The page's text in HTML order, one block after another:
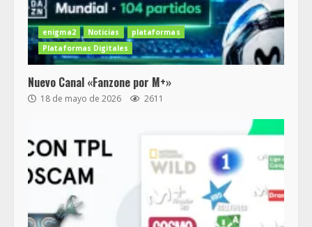
enigma2 Noticias
plataformas
Plataformas Digitales
Nuevo Canal «Fanzone por M+»
18 de mayo de 2026 2611